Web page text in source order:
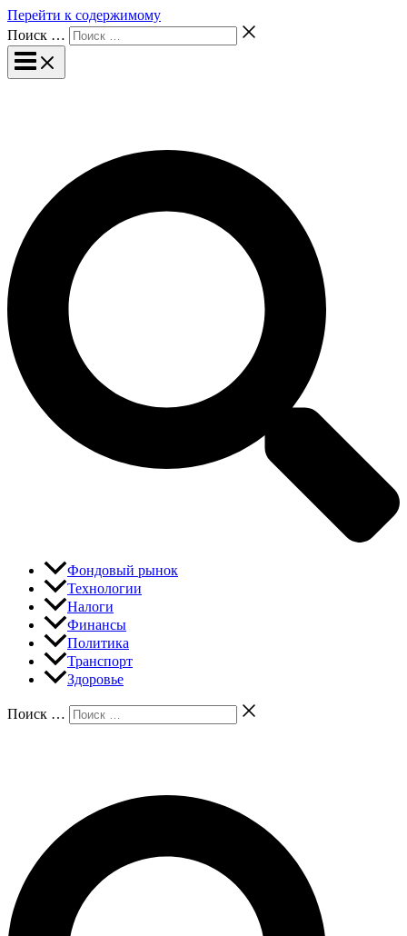
Перейти к содержимому
Поиск …
Фондовый рынок
Технологии
Налоги
Финансы
Политика
Транспорт
Здоровье
Поиск …